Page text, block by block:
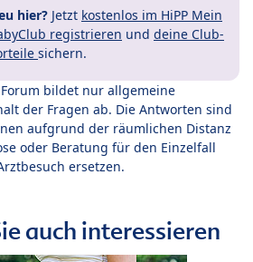
hier? Jetzt kostenlos im HiPP Mein
registrieren und deine Club-
sichern.
bildet nur allgemeine
der Fragen ab. Die Antworten sind
aufgrund der räumlichen Distanz
oder Beratung für den Einzelfall
ersetzen.
auch interessieren